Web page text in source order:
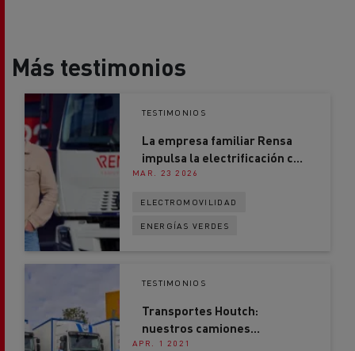
Más testimonios
TESTIMONIOS
La empresa familiar Rensa
impulsa la electrificación con
Renault Trucks
MAR. 23 2026
ELECTROMOVILIDAD
ENERGÍAS VERDES
TESTIMONIOS
Transportes Houtch:
nuestros camiones
funcionan con gas natural
APR. 1 2021